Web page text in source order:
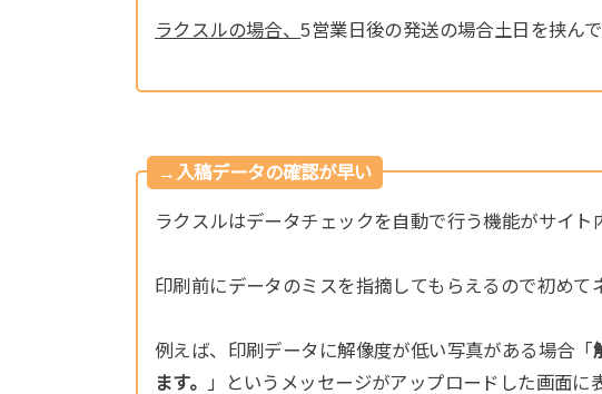
ラクスルの場合、5営業日後の発送の場合土日を挟ん
→入稿データの確認が早い
ラクスルはデータチェックを自動で行う機能がサイト
印刷前にデータのミスを指摘してもらえるので初めて
例えば、印刷データに解像度が低い写真がある場合「
ます。
」というメッセージがアップロードした画面に